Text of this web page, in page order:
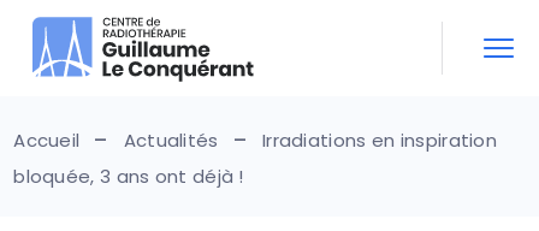
Skip
content
Accueil Actualités
Irradiations en inspiration
bloquée, 3 ans ont déjà !